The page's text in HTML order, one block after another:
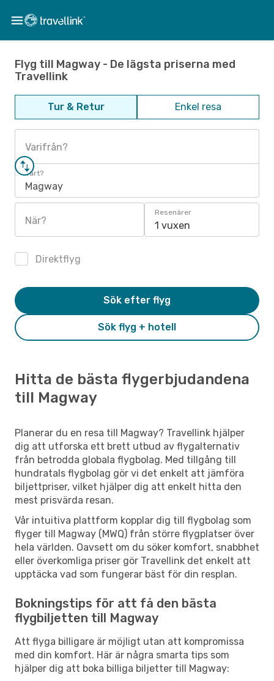
Flyg till Magway - De lägsta priserna med
Travellink
Tur & Retur Enkel resa
Varifrån?
Vart?
Magway
När?
Resenärer
1 vuxen
Direktflyg
Sök flyg + hotell
Sök efter flyg
Hitta de bästa flygerbjudandena
till Magway
Planerar du en resa till Magway? Travellink hjälper
dig att utforska ett brett utbud av flygalternativ
från betrodda globala flygbolag. Med tillgång till
hundratals flygbolag gör vi det enkelt att jämföra
biljettpriser, vilket hjälper dig att enkelt hitta den
mest prisvärda resan.
Vår intuitiva plattform kopplar dig till flygbolag som
flyger till Magway (MWQ) från större flygplatser över
hela världen. Oavsett om du söker komfort, snabbhet
eller överkomliga priser gör Travellink det enkelt att
upptäcka vad som fungerar bäst för din resplan.
Bokningstips för att få den bästa
flygbiljetten till Magway
Att flyga billigare är möjligt utan att kompromissa
med din komfort. Här är några smarta tips som
hjälper dig att boka billiga biljetter till Magway: